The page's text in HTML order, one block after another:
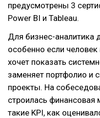
предусмотрены 3
Power BI и Tableau.
Для бизнес-аналитика
особенно если
хочет показать
заменяет портфолио и
проекты. На
строилась
такие KPI, как